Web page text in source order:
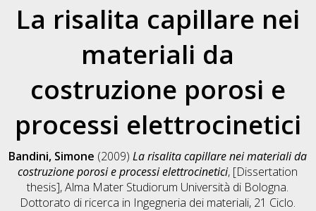
La risalita capillare nei
materiali da
costruzione porosi e
processi elettrocinetici
Bandini, Simone (2009)La risalita capillare nei materiali da
costruzione porosi e processi elettrocinetici, [Dissertation
thesis], Alma Mater Studiorum Università di Bologna.
Dottorato di ricerca in Ingegneria dei materiali, 21 Ciclo.